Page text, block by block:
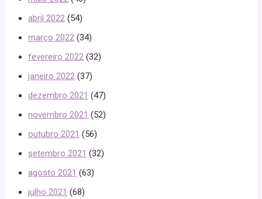
abril 2022 (54)
março 2022 (34)
fevereiro 2022 (32)
janeiro 2022 (37)
dezembro 2021 (47)
novembro 2021 (52)
outubro 2021 (56)
setembro 2021 (32)
agosto 2021 (63)
julho 2021 (68)